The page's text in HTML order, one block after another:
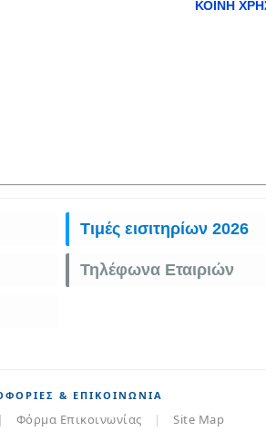
ΚΟΙΝΉ
Τιμές εισιτηρίων 2026
Τηλέφωνα Εταιριών
& ΕΠΙΚΟΙΝΩΝΊΑ
| Φόρμα Επικοινωνίας | Site Map